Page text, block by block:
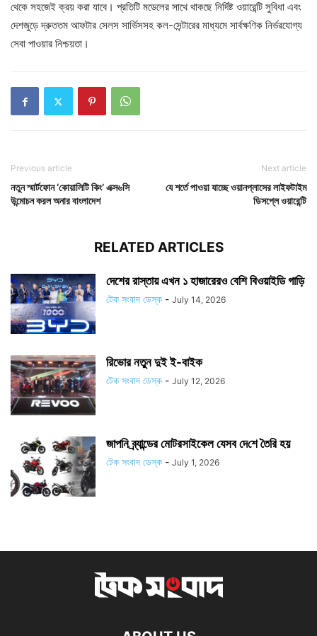
থেকে সহজেই ক্রয় করা যাবে। প্রতিটি মডেলের সাথে থাকছে নির্দিষ্ট ওয়ারেন্টি সুবিধা এবং
দেশজুড়ে দ্রুততম আফটার সেলস সার্ভিসসহ কল-সেন্টারের মাধ্যমে সার্বক্ষণিক নির্ভরযোগ্য
সেবা পাওয়ার নিশ্চয়তা।
Previous article
নতুন স্মার্টফোন ‘কোয়ালিটি কিং’ এক্স৬সি
উন্মোচন করল অনার বাংলাদেশ
Next article
যে শর্তে পাওয়া যাচ্ছে ওয়ানপ্লাসের লাইফটাইম
ডিসপ্লে ওয়ারেন্টি
RELATED ARTICLES
দেশের রাস্তায় এখন ১ হাজারেরও বেশি বিওয়াইডি গাড়ি
টেক সংবাদ ডেস্ক - July 14, 2026
রিভোর নতুন দুই ই-বাইক
টেক সংবাদ ডেস্ক - July 12, 2026
জাপ‌নি ব্র্যান্ডের মোটরসাইকেল যেসব দে‌শে তৈ‌রি হয়
টেক সংবাদ ডেস্ক - July 1, 2026